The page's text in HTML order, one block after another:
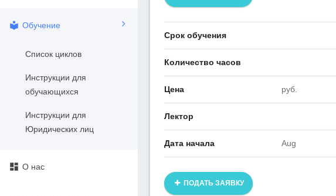
local_library Обучение
Список циклов
Инструкции для
обучающихся
Инструкции для
Юридических лиц
dashboard О нас
Срок обучения
Количество часов
Цена руб.
Лектор
Дата начала Aug
ПОДАТЬ ЗАЯВКУ